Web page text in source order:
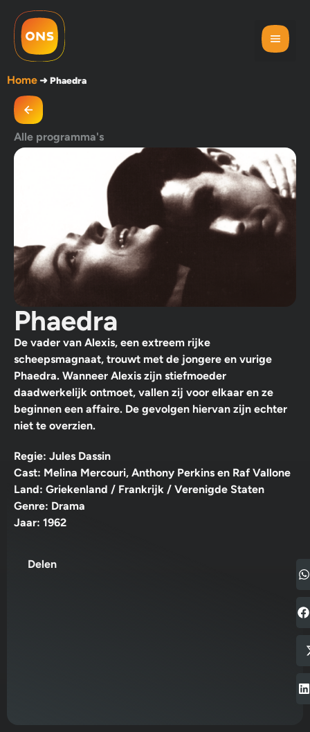
Home➜Phaedra
Alle programma's
Phaedra
De vader van Alexis, een extreem rijke
scheepsmagnaat, trouwt met de jongere en vurige
Phaedra. Wanneer Alexis zijn stiefmoeder
daadwerkelijk ontmoet, vallen zij voor elkaar en ze
beginnen een affaire. De gevolgen hiervan zijn echter
niet te overzien.
Regie: Jules Dassin
Cast: Melina Mercouri, Anthony Perkins en Raf Vallone
Land: Griekenland / Frankrijk / Verenigde Staten
Genre: Drama
Jaar: 1962
Delen